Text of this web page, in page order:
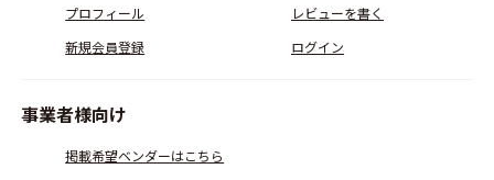
プロフィール
レビューを書く
新規会員登録
ログイン
事業者様向け
掲載希望ベンダーはこちら